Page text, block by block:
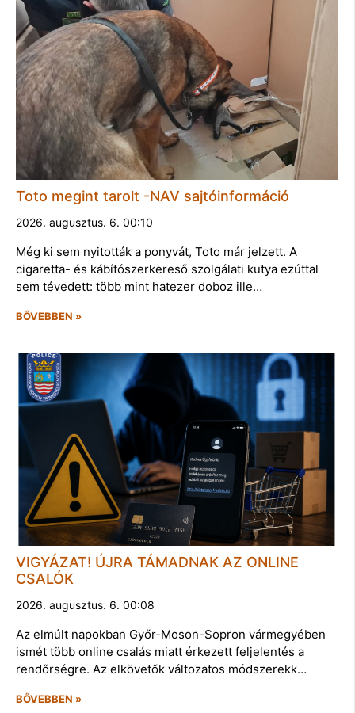
Toto megint tarolt -NAV sajtóinformáció
2026. augusztus. 6. 00:10
Még ki sem nyitották a ponyvát, Toto már jelzett. A
cigaretta- és kábítószerkereső szolgálati kutya ezúttal
sem tévedett: több mint hatezer doboz ille…
BŐVEBBEN »
VIGYÁZAT! ÚJRA TÁMADNAK AZ ONLINE
CSALÓK
2026. augusztus. 6. 00:08
Az elmúlt napokban Győr-Moson-Sopron vármegyében
ismét több online csalás miatt érkezett feljelentés a
rendőrségre. Az elkövetők változatos módszerekk…
BŐVEBBEN »